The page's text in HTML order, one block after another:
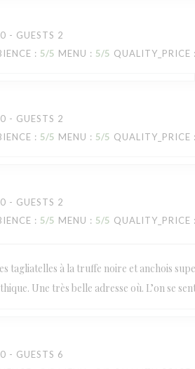
- GUESTS 2
: 5/5 MENU : 5/5 QUALITY_PRICE
- GUESTS 2
: 5/5 MENU : 5/5 QUALITY_PRICE
- GUESTS 2
: 5/5 MENU : 5/5 QUALITY_PRICE
tagliatelles à la truffe noire et anchois
Une très belle adresse où. L’on se
- GUESTS 6